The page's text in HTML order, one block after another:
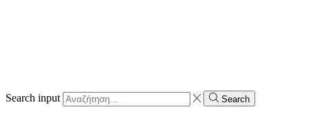
Search input Search